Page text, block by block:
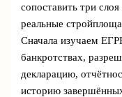
сопоставить три
реальные
Сначала изучаем
банкротствах,
декларацию,
историю